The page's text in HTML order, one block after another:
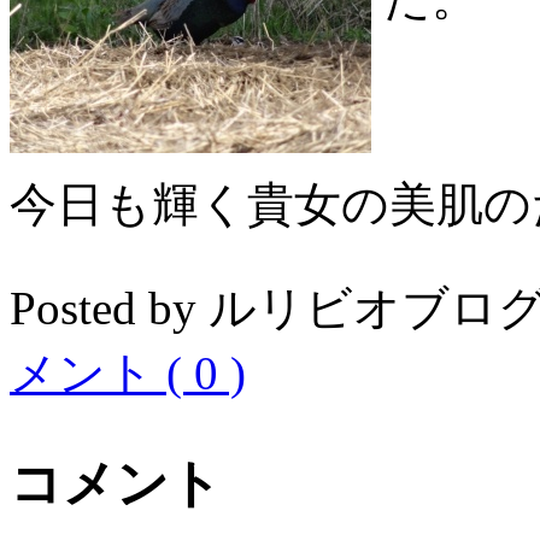
今日も輝く貴女の美肌
Posted by ルリビオブロ
メント ( 0 )
コメント